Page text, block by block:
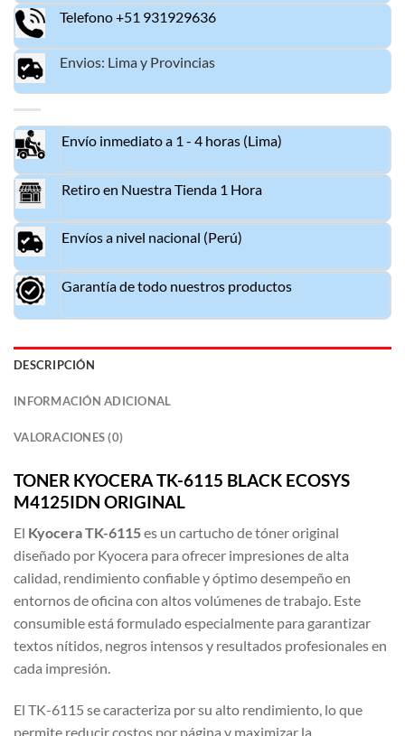
Telefono +51 931929636
Envios: Lima y Provincias
Envío inmediato a 1 - 4 horas (Lima)
Retiro en Nuestra Tienda 1 Hora
Envíos a nivel nacional (Perú)
Garantía de todo nuestros productos
DESCRIPCIÓN
INFORMACIÓN ADICIONAL
VALORACIONES (0)
TONER KYOCERA TK-6115 BLACK ECOSYS
M4125IDN ORIGINAL
El Kyocera TK-6115es un cartucho de tóner original
diseñado por Kyocera para ofrecer impresiones de alta
calidad, rendimiento confiable y óptimo desempeño en
entornos de oficina con altos volúmenes de trabajo. Este
consumible está formulado especialmente para garantizar
textos nítidos, negros intensos y resultados profesionales en
cada impresión.
El TK-6115 se caracteriza por su alto rendimiento, lo que
permite reducir costos por página y maximizar la